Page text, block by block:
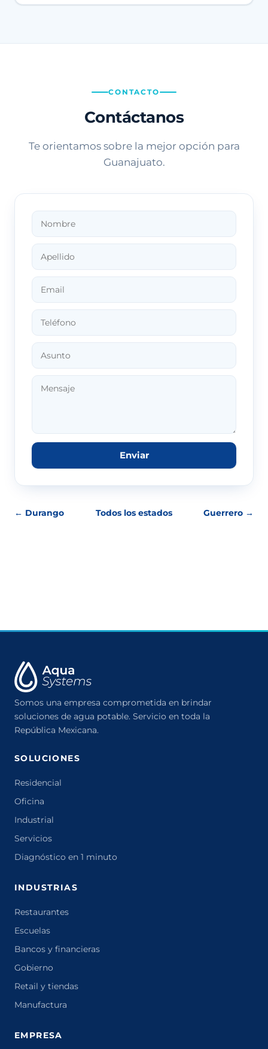
CONTACTO
Contáctanos
Te orientamos sobre la mejor opción para
Guanajuato.
Enviar
← Durango Todos los estados Guerrero →
Somos una empresa comprometida en brindar
soluciones de agua potable. Servicio en toda la
República Mexicana.
SOLUCIONES
Residencial
Oficina
Industrial
Servicios
Diagnóstico en 1 minuto
INDUSTRIAS
Restaurantes
Escuelas
Bancos y financieras
Gobierno
Retail y tiendas
Manufactura
EMPRESA